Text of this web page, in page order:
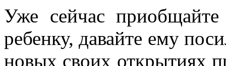
Уже сейчас
ребенку, давайте ему
новых своих открытиях